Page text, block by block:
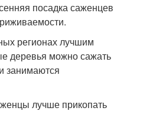
посадка саженцев
регионах лучшим
деревья можно сажать
занимаются
лучше прикопать